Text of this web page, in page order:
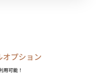
プション
用可能！